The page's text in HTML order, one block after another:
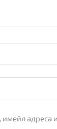
адреса